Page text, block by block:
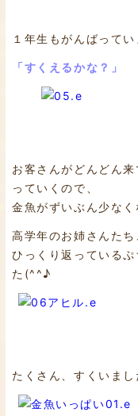
１年生もがんばってい
「すくえるかな？」
お客さんがどんどん
っていくので、
金魚がずいぶん少な
高学年のお姉さんたち
ひっくり返っている
た(^^♪
たくさん、すくいま